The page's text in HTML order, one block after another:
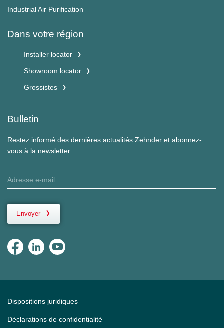
Industrial Air Purification
Dans votre région
Installer locator
Showroom locator
Grossistes
Bulletin
Restez informé des dernières actualités Zehnder et abonnez-
vous à la newsletter.
Envoyer
Dispositions juridiques
Déclarations de confidentialité